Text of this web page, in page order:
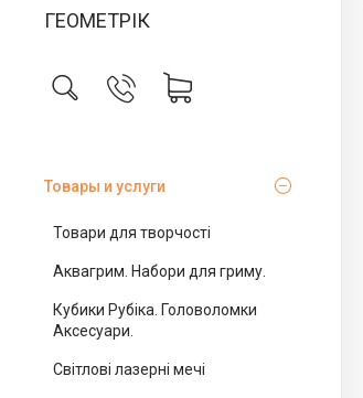
ГЕОМЕТРІК
Товары и услуги
Товари для творчості
Аквагрим. Набори для гриму.
Кубики Рубіка. Головоломки
Аксесуари.
Світлові лазерні мечі